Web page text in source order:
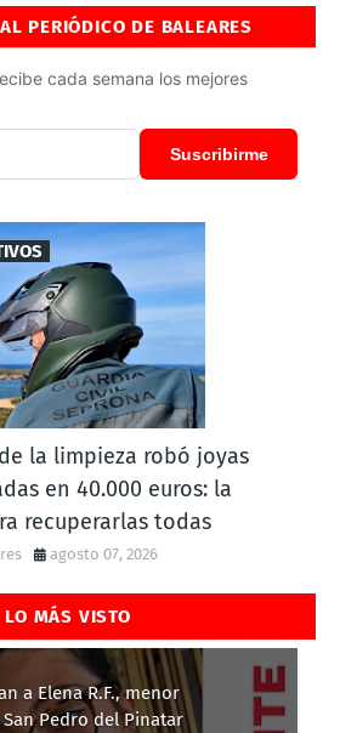
PERIÓDICO DE BALEARES
cada semana los mejores
Suscribirme
la limpieza robó joyas
en 40.000 euros: la
recuperarlas todas
agosto 07, 2026
LO MÁS VISTO
a Elena R.F., menor
Pedro del Pinatar